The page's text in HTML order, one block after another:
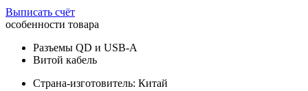
Выписать счёт
особенности товара
Разъемы QD и USB-A
Витой кабель
Страна-изготовитель: Китай